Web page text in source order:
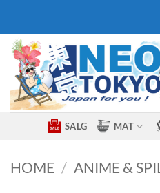
content
SALG MAT
HOME / ANIME &